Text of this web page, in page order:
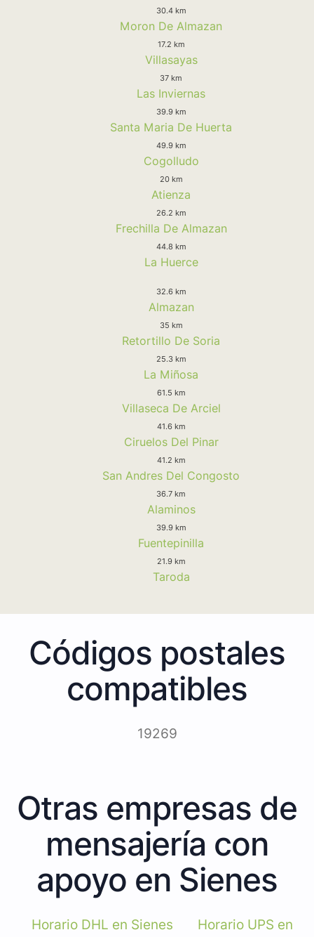
30.4 km
Moron De Almazan
17.2 km
Villasayas
37 km
Las Inviernas
39.9 km
Santa Maria De Huerta
49.9 km
Cogolludo
20 km
Atienza
26.2 km
Frechilla De Almazan
44.8 km
La Huerce
32.6 km
Almazan
35 km
Retortillo De Soria
25.3 km
La Miñosa
61.5 km
Villaseca De Arciel
41.6 km
Ciruelos Del Pinar
41.2 km
San Andres Del Congosto
36.7 km
Alaminos
39.9 km
Fuentepinilla
21.9 km
Taroda
Códigos postales
compatibles
19269
Otras empresas de
mensajería con
apoyo en Sienes
Horario DHL en Sienes
Horario UPS en